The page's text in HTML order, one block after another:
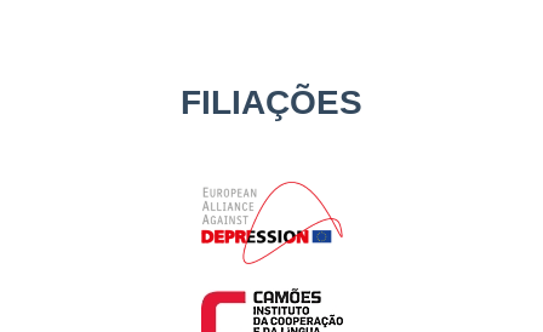
FILIAÇÕES